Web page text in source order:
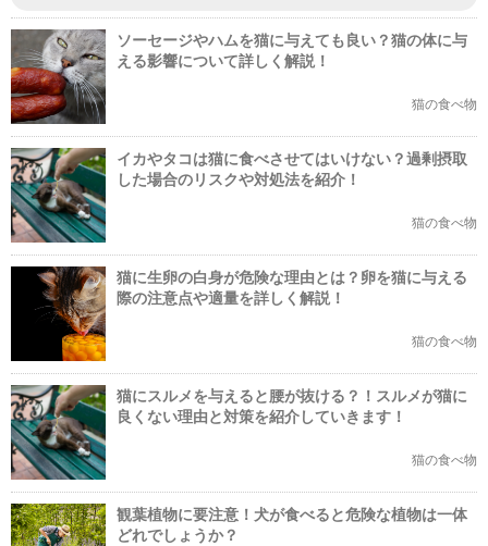
ソーセージやハムを猫に与えても良い？猫の体に与
える影響について詳しく解説！
猫の食べ物
イカやタコは猫に食べさせてはいけない？過剰摂取
した場合のリスクや対処法を紹介！
猫の食べ物
猫に生卵の白身が危険な理由とは？卵を猫に与える
際の注意点や適量を詳しく解説！
猫の食べ物
猫にスルメを与えると腰が抜ける？！スルメが猫に
良くない理由と対策を紹介していきます！
猫の食べ物
観葉植物に要注意！犬が食べると危険な植物は一体
どれでしょうか？